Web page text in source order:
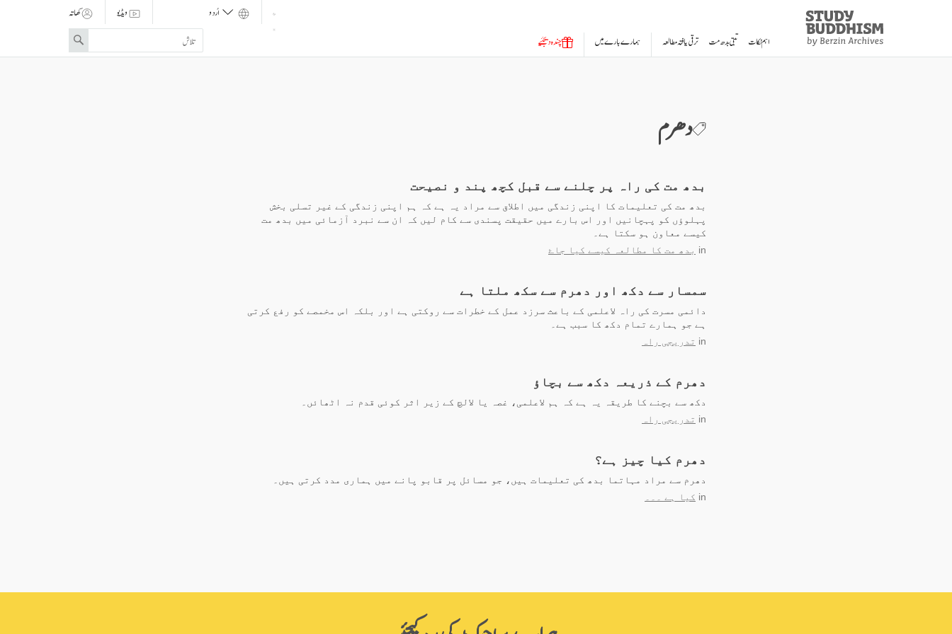
Study
Buddhism
Home
اہم نکات تبتی بدھ مت ترقی یافتہ مطالعہ ہمارے بارے میں چندہ دیجئیے
ویڈیو
کھاتہ
Enter
search
term
Search
دھرم
بدھ مت کی راہ پر چلنے سے قبل کچھ پند و نصیحت
بدھ مت کی تعلیمات کا اپنی زندگی میں اطلاق سے مراد یہ ہے کہ ہم اپنی زندگی کے غیر تسلی بخش
پہلوؤں کو پہچانیں اور اس بارے میں حقیقت پسندی سے کام لیں کہ ان سے نبرد آزمائی میں بدھ مت
کیسے معاون ہو سکتا ہے۔
in بدھ مت کا مطالعہ کیسے کیا جاۓ
سمسار سے دکھ اور دھرم سے سکھ ملتا ہے
دائمی مسرت کی راہ لاعلمی کے باعث سرزد عمل کے خطرات سے روکتی ہے اور بلکہ اس مخمصے کو رفع کرتی
ہے جو ہمارے تمام دکھ کا سبب ہے۔
in تدریجی راہ
دھرم کے ذریعہ دکھ سے بچاؤ
دکھ سے بچنے کا طریقہ یہ ہے کہ ہم لاعلمی، غصہ یا لالچ کے زیر اثر کوئی قدم نہ اٹھائں۔
in تدریجی راہ
دھرم کیا چیز ہے؟
دھرم سے مراد مہاتما بدھ کی تعلیمات ہیں، جو مسائل پر قابو پانے میں ہماری مدد کرتی ہیں۔
in کیا ہے ۔۔۔